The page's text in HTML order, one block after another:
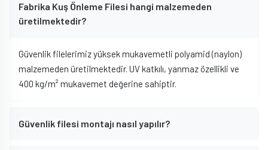
Fabrika Kuş Önleme Filesi hangi malzemeden
üretilmektedir?
Güvenlik filelerimiz yüksek mukavemetli polyamid (naylon)
malzemeden üretilmektedir. UV katkılı, yanmaz özellikli ve
400 kg/m² mukavemet değerine sahiptir.
Güvenlik filesi montajı nasıl yapılır?